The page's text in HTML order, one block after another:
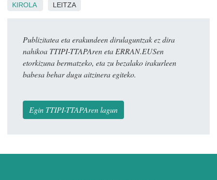
KIROLA LEITZA
Publizitatea eta erakundeen dirulaguntzak ez dira
nahikoa TTIPI-TTAPAren eta ERRAN.EUSen
etorkizuna bermatzeko, eta zu bezalako irakurleen
babesa behar dugu aitzinera egiteko.
Egin TTIPI-TTAPAren lagun